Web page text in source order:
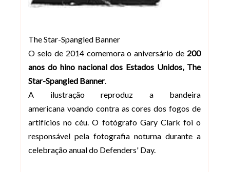
The Star-Spangled Banner
O selo de 2014 comemora o aniversário de 200
anos do hino nacional dos Estados Unidos, The
Star-Spangled Banner.
A ilustração reproduz a bandeira
americana voando contra as cores dos fogos de
artifícios no céu. O fotógrafo Gary Clark foi o
responsável pela fotografia noturna durante a
celebração anual do Defenders' Day.